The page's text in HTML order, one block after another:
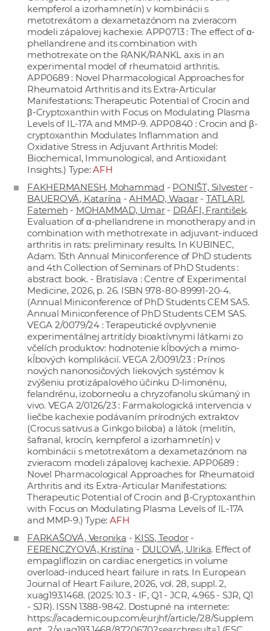
kempferol a izorhamnetín) v kombinácii s
metotrexátom a dexametazónom na zvieracom
modeli zápalovej kachexie. APP0713 : The effect of α-
phellandrene and its combination with
methotrexate on the RANK/RANKL axis in an
experimental model of rheumatoid arthritis.
APP0689 : Novel Pharmacological Approaches for
Rheumatoid Arthritis and its Extra-Articular
Manifestations: Therapeutic Potential of Crocin and
β-Cryptoxanthin with Focus on Modulating Plasma
Levels of IL-17A and MMP-9. APP0840 : Crocin and β-
cryptoxanthin Modulates Inflammation and
Oxidative Stress in Adjuvant Arthritis Model:
Biochemical, Immunological, and Antioxidant
Insights.) Type:AFH
FAKHERMANESH, Mohammad - PONIŠT, Silvester-
BAUEROVÁ, Katarína -AHMAD, Waqar- TATLARI,
Fatemeh - MOHAMMAD, Umar- DRÁFI, František.
Evaluation of α-phellandrene in monotherapy and in
combination with methotrexate in adjuvant-induced
arthritis in rats: preliminary results. In KUBINEC,
Adam. 15th Annual Miniconference of PhD students
and 4th Collection of Seminars of PhD Students :
abstract book. - Bratislava : Centre of Experimental
Medicine, 2026, p. 26. ISBN 978-80-89991-20-4.
(Annual Miniconference of PhD Students CEM SAS.
Annual Miniconference of PhD Students CEM SAS.
VEGA 2/0079/24 : Terapeutické ovplyvnenie
experimentálnej artritídy bioaktívnymi látkami zo
včelích produktov: hodnotenie kĺbových a mimo-
kĺbových komplikácií. VEGA 2/0091/23 : Prínos
nových nanonosičových liekových systémov k
zvýšeniu protizápalového účinku D-limonénu,
felandrénu, izoborneolu a chryzofanolu skúmaný in
vivo. VEGA 2/0126/23 : Farmakologická intervencia v
liečbe kachexie podávaním prírodných extraktov
(Crocus sativus a Ginkgo biloba) a látok (melitín,
šafranal, krocín, kempferol a izorhamnetín) v
kombinácii s metotrexátom a dexametazónom na
zvieracom modeli zápalovej kachexie. APP0689 :
Novel Pharmacological Approaches for Rheumatoid
Arthritis and its Extra-Articular Manifestations:
Therapeutic Potential of Crocin and β-Cryptoxanthin
with Focus on Modulating Plasma Levels of IL-17A
and MMP-9.) Type: AFH
FARKAŠOVÁ, Veronika - KISS, Teodor-
FERENCZYOVÁ, Kristína - DUĽOVÁ, Ulrika. Effect of
empagliflozin on cardiac energetics in volume
overload-induced heart failure in rats. In European
Journal of Heart Failure, 2026, vol. 28, suppl. 2,
xuag193.1468. (2025: 10.3 - IF, Q1 - JCR, 4.965 - SJR, Q1
- SJR). ISSN 1388-9842. Dostupné na internete:
https://academic.oup.com/eurjhf/article/28/Supplem